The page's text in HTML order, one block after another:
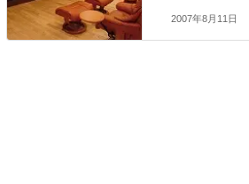
2007年8月11日